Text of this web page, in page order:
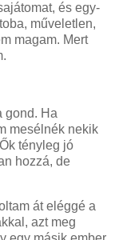
és egy-
műveletlen,
magam. Mert
gond. Ha
mesélnék nekik
tényleg jó
hozzá, de
át eléggé a
azt meg